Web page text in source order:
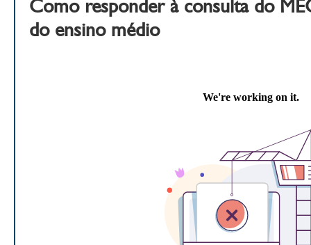
Como responder à consulta do
do ensino médio